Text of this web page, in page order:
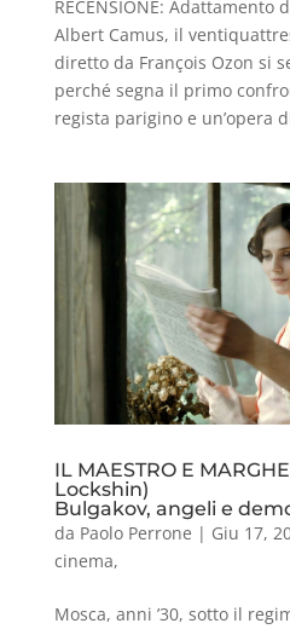
RECENSIONE: Adattamento
Albert Camus, il
diretto da François Ozon si
perché segna il primo
regista parigino e un’opera
IL MAESTRO E
Lockshin)
Bulgakov, angeli e
da Paolo Perrone | Giu 17,
cinema,
Mosca, anni ’30, sotto il